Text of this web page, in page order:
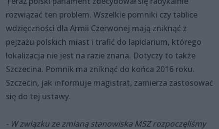
rozwiązać ten problem. Wszelkie pomniki czy tablice
wdzięczności dla Armii Czerwonej mają zniknąć z
pejzażu polskich miast i trafić do lapidarium, którego
lokalizacja nie jest na razie znana. Dotyczy to także
Szczecina. Pomnik ma zniknąć do końca 2016 roku.
Szczecin, jak informuje magistrat, zamierza zastosować
się do tej ustawy.
- W związku ze zmianą stanowiska MSZ rozpoczęliśmy